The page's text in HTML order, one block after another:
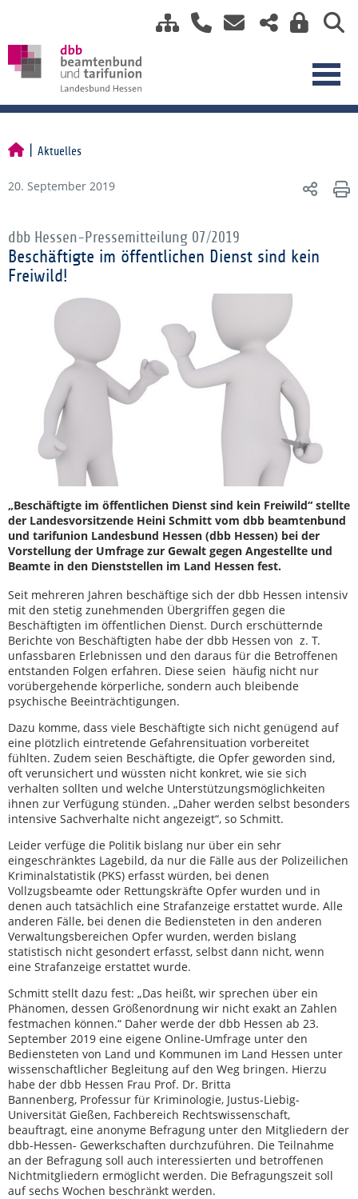
Aktuelles
20. September 2019
dbb Hessen-Pressemitteilung 07/2019
Beschäftigte im öffentlichen Dienst sind kein
Freiwild!
„Beschäftigte im öffentlichen Dienst sind kein Freiwild“ stellte
der Landesvorsitzende Heini Schmitt vom dbb beamtenbund
und tarifunion Landesbund Hessen (dbb Hessen) bei der
Vorstellung der Umfrage zur Gewalt gegen Angestellte und
Beamte in den Dienststellen im Land Hessen fest.
Seit mehreren Jahren beschäftige sich der dbb Hessen intensiv
mit den stetig zunehmenden Übergriffen gegen die
Beschäftigten im öffentlichen Dienst. Durch erschütternde
Berichte von Beschäftigten habe der dbb Hessen von z. T.
unfassbaren Erlebnissen und den daraus für die Betroffenen
entstanden Folgen erfahren. Diese seien häufig nicht nur
vorübergehende körperliche, sondern auch bleibende
psychische Beeinträchtigungen.
Dazu komme, dass viele Beschäftigte sich nicht genügend auf
eine plötzlich eintretende Gefahrensituation vorbereitet
fühlten. Zudem seien Beschäftigte, die Opfer geworden sind,
oft verunsichert und wüssten nicht konkret, wie sie sich
verhalten sollten und welche Unterstützungsmöglichkeiten
ihnen zur Verfügung stünden. „Daher werden selbst besonders
intensive Sachverhalte nicht angezeigt“, so Schmitt.
Leider verfüge die Politik bislang nur über ein sehr
eingeschränktes Lagebild, da nur die Fälle aus der Polizeilichen
Kriminalstatistik (PKS) erfasst würden, bei denen
Vollzugsbeamte oder Rettungskräfte Opfer wurden und in
denen auch tatsächlich eine Strafanzeige erstattet wurde. Alle
anderen Fälle, bei denen die Bediensteten in den anderen
Verwaltungsbereichen Opfer wurden, werden bislang
statistisch nicht gesondert erfasst, selbst dann nicht, wenn
eine Strafanzeige erstattet wurde.
Schmitt stellt dazu fest: „Das heißt, wir sprechen über ein
Phänomen, dessen Größenordnung wir nicht exakt an Zahlen
festmachen können.“ Daher werde der dbb Hessen ab 23.
September 2019 eine eigene Online-Umfrage unter den
Bediensteten von Land und Kommunen im Land Hessen unter
wissenschaftlicher Begleitung auf den Weg bringen. Hierzu
habe der dbb Hessen Frau Prof. Dr. Britta
Bannenberg, Professur für Kriminologie, Justus-Liebig-
Universität Gießen, Fachbereich Rechtswissenschaft,
beauftragt, eine anonyme Befragung unter den Mitgliedern der
dbb-Hessen- Gewerkschaften durchzuführen. Die Teilnahme
an der Befragung soll auch interessierten und betroffenen
Nichtmitgliedern ermöglicht werden. Die Befragungszeit soll
auf sechs Wochen beschränkt werden.